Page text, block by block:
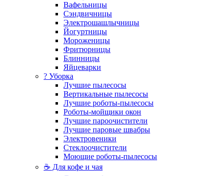
Вафельницы
Сэндвичницы
Электрошашлычницы
Йогуртницы
Мороженицы
Фритюрницы
Блинницы
Яйцеварки
? Уборка
Лучшие пылесосы
Вертикальные пылесосы
Лучшие роботы-пылесосы
Роботы-мойщики окон
Лучшие пароочистители
Лучшие паровые швабры
Электровеники
Стеклоочистители
Моющие роботы-пылесосы
☕ Для кофе и чая